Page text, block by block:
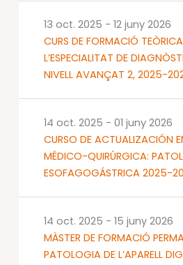
CURS DE FORMACIÓ
L’ESPECIALITAT DE
NIVELL AVANÇAT 2, 2025-
13 oct. 2025 - 12 juny 2026
CURSO DE ACTUALIZACIÓN
MÉDICO-QUIRÚRGICA:
ESOFAGOGÁSTRICA 2025-
14 oct. 2025 - 01 juny 2026
MÀSTER DE FORMACIÓ
PATOLOGIA DE L’APARELL
14 oct. 2025 - 15 juny 2026